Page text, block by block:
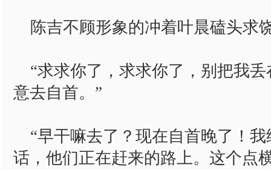
陈吉不顾形象的冲着叶晨磕头求
“求求你了，求求你了，别把我
意去自首。”
“早干嘛去了？现在自首晚了！
话，他们正在赶来的路上。这个